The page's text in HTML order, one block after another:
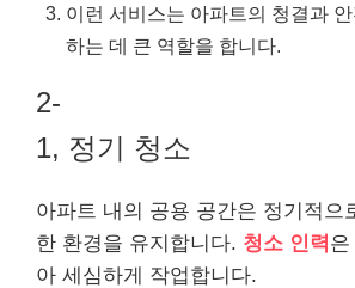
이런 서비스는 아파트의 청결과
하는 데 큰 역할을 합니다.
2-
1, 정기 청소
아파트 내의 공용 공간은 정기적으
한 환경을 유지합니다. 청소 인력
아 세심하게 작업합니다.